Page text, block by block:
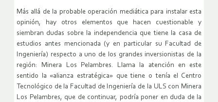
Más allá de la probable operación mediática para instalar esta
opinión, hay otros elementos que hacen cuestionable y
siembran dudas sobre la independencia que tiene la casa de
estudios antes mencionada (y en particular su Facultad de
Ingeniería) respecto a uno de los grandes inversionistas de la
región: Minera Los Pelambres. Llama la atención en este
sentido la «alianza estratégica» que tiene o tenía el Centro
Tecnológico de la Facultad de Ingeniería de la ULS con Minera
Los Pelambres, que de continuar, podría poner en duda de la